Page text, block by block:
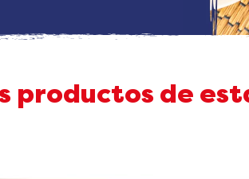
productos de